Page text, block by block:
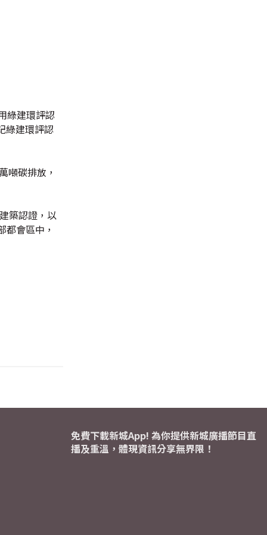
綠建環評認
綠建環評認
噸碳排放，
築認證，以
會區中，
免費下載新城App! 為你提供新城廣播節目直
播及重溫，體現資訊分享無界限！